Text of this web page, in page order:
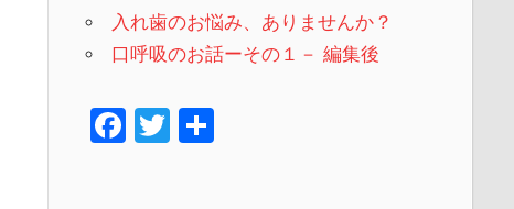
入れ歯のお悩み、ありませんか？
口呼吸のお話ーその１－ 編集後
F T 共